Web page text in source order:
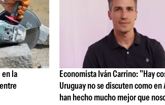
la
Economista Iván Carrino: "Hay
Uruguay no se discuten como
han hecho mucho mejor que